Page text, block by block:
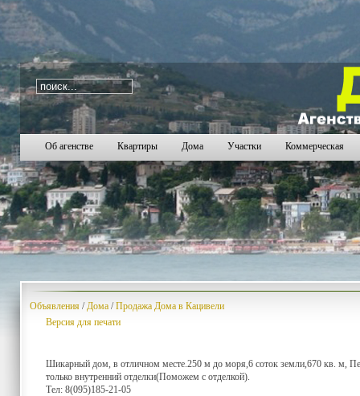
i=327
963964965966 968969 970 971
Об агенстве Квартиры Дома Участки Коммерческая
Объявления /Дома /Продажа Дома в Кацивели
Версия для печати
Шикарный дом, в отличном месте.250 м до моря,6 соток земли,670 кв. м,
только внутренний отделки(Поможем с отделкой).
Тел: 8(095)185-21-05